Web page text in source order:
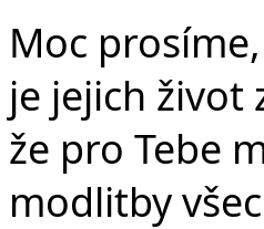
Moc
je jejich život
že pro Tebe
modlitby